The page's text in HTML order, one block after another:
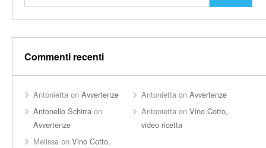
Commenti recenti
Antonietta on Avvertenze Antonietta onAvvertenze
Antonello Schirra on
Avvertenze
Antonietta onVino Cotto,
video ricetta
Melissa on Vino Cotto,